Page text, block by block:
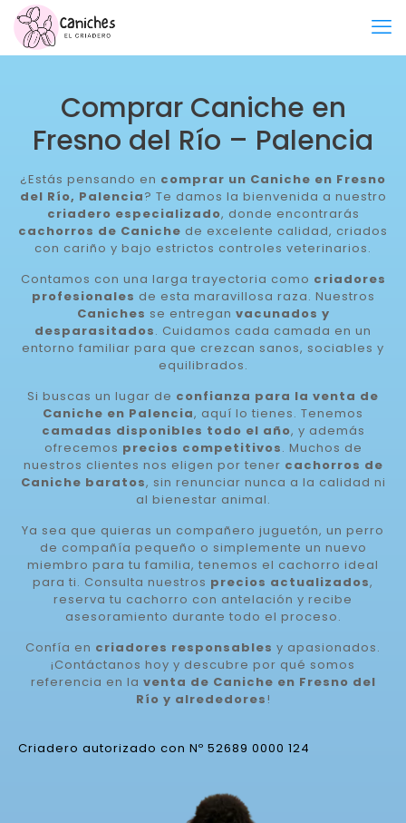
Comprar Caniche en
Fresno del Río – Palencia
¿Estás pensando en comprar un Caniche en Fresno
del Río, Palencia? Te damos la bienvenida a nuestro
criadero especializado, donde encontrarás
cachorros de Caniche de excelente calidad, criados
con cariño y bajo estrictos controles veterinarios.
Contamos con una larga trayectoria como criadores
profesionales de esta maravillosa raza. Nuestros
Caniches se entregan vacunados y
desparasitados. Cuidamos cada camada en un
entorno familiar para que crezcan sanos, sociables y
equilibrados.
Si buscas un lugar de confianza para la venta de
Caniche en Palencia, aquí lo tienes. Tenemos
camadas disponibles todo el año, y además
ofrecemos precios competitivos. Muchos de
nuestros clientes nos eligen por tener cachorros de
Caniche baratos, sin renunciar nunca a la calidad ni
al bienestar animal.
Ya sea que quieras un compañero juguetón, un perro
de compañía pequeño o simplemente un nuevo
miembro para tu familia, tenemos el cachorro ideal
para ti. Consulta nuestros precios actualizados,
reserva tu cachorro con antelación y recibe
asesoramiento durante todo el proceso.
Confía en criadores responsables y apasionados.
¡Contáctanos hoy y descubre por qué somos
referencia en la venta de Caniche en Fresno del
Río y alrededores!
Criadero autorizado con Nº 52689 0000 124